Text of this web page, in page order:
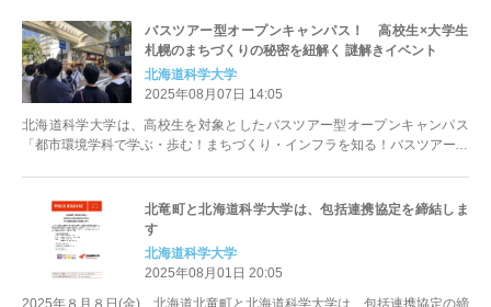
バスツアー型オープンキャンパス！ 高校生×大学生
札幌のまちづくりの秘密を紐解く 謎解きイベント
北海道科学大学
2025年08月07日 14:05
北海道科学大学は、高校生を対象としたバスツアー型オープンキャンパス
「都市環境学科で学ぶ・歩む！まちづくり・インフラを知る！バスツアー～
北竜町と北海道科学大学は、包括連携協定を締結しま
す
北海道科学大学
2025年08月01日 20:05
2025年８月８日(金)、北海道北竜町と北海道科学大学は、包括連携協定の締